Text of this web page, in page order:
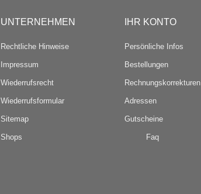
UNTERNEHMEN
Rechtliche Hinweise
Impressum
Wiederrufsrecht
Wiederrufsformular
Sitemap
Shops
IHR KONTO
Persönliche Infos
Bestellungen
Rechnungskorrekturen
Adressen
Gutscheine
Faq